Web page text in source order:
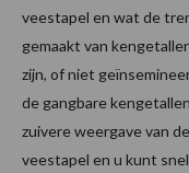
veestapel en wat de
gemaakt van
zijn, of niet
de gangbare
zuivere weergave van
veestapel en u kunt